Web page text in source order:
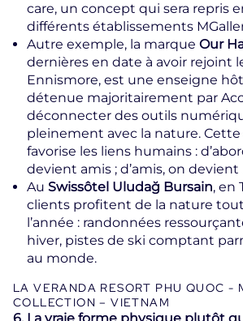
care, un concept qui sera repris
différents établissements
Autre exemple, la marque Our
dernières en date à avoir rejoint
Ennismore, est une enseigne
détenue majoritairement par
déconnecter des outils
pleinement avec la nature.
favorise les liens humains :
devient amis ; d’amis, on
Au Swissôtel Uludağ Bursain, en
clients profitent de la nature
l’année : randonnées
hiver, pistes de ski comptant
au monde.
LA VERANDA RESORT PHU QUOC -
COLLECTION – VIETNAM